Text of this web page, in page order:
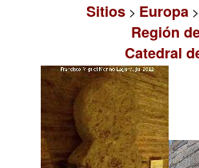
Sitios> Europa
Región
Catedral